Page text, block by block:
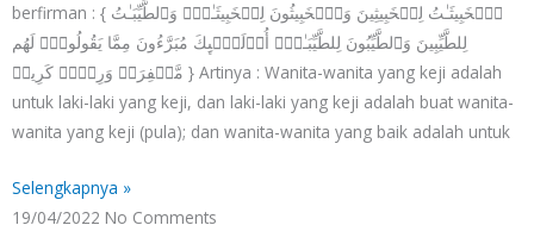
berfirman : { ٱلۡخَبِیثَـٰتُ لِلۡخَبِیثِینَ وَٱلۡخَبِیثُونَ لِلۡخَبِیثَـٰتِۖ وَٱلطَّیِّبَـٰتُ
لِلطَّیِّبِینَ وَٱلطَّیِّبُونَ لِلطَّیِّبَـٰتِۚ أُو۟لَـٰۤىِٕكَ مُبَرَّءُونَ مِمَّا یَقُولُونَۖ لَهُم
مَّغۡفِرَةࣱ وَرِزۡقࣱ كَرِیمࣱ } Artinya : Wanita-wanita yang keji adalah
untuk laki-laki yang keji, dan laki-laki yang keji adalah buat wanita-
wanita yang keji (pula); dan wanita-wanita yang baik adalah untuk
Selengkapnya »
19/04/2022 No Comments